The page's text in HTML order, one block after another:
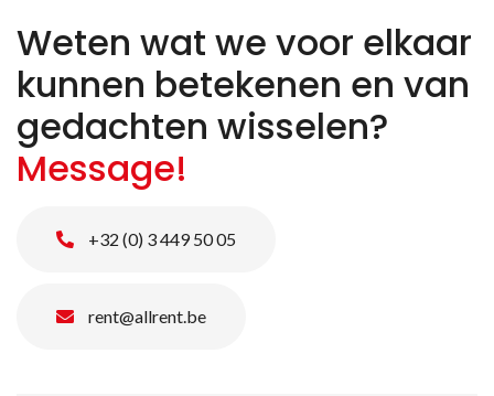
Weten wat we voor elkaar
kunnen betekenen en van
gedachten wisselen?
Message!
+32 (0) 3 449 50 05
rent@allrent.be